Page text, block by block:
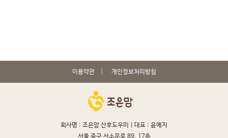
이용약관 개인정보처리방침
회사명 : 조은맘 산후도우미 | 대표 : 윤예지
서울 중구 서소문로 89, 17층